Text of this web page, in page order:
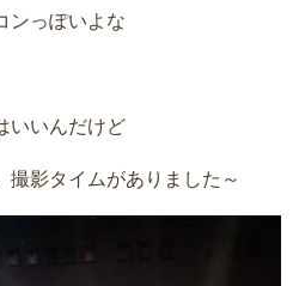
ンっぽいよな
いいんだけど
撮影タイムがありました～